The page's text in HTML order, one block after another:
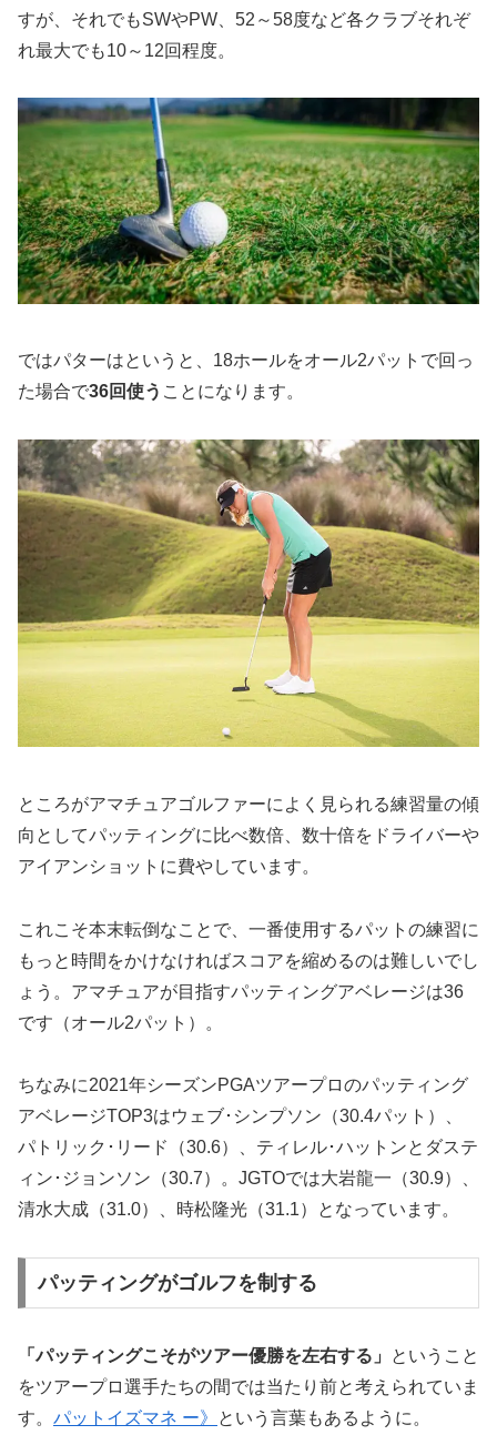
すが、それでもSWやPW、52～58度など各クラブそれぞ
れ最大でも10～12回程度。
ではパターはというと、18ホールをオール2パットで回っ
た場合で36回使う ことになります。
ところがアマチュアゴルファーによく見られる練習量の傾
向としてパッティングに比べ数倍、数十倍をドライバーや
アイアンショットに費やしています。
これこそ本末転倒なことで、一番使用するパットの練習に
もっと時間をかけなければスコアを縮めるのは難しいでし
ょう。アマチュアが目指すパッティングアベレージは36
です（オール2パット）。
ちなみに2021年シーズンPGAツアープロのパッティング
アベレージTOP3はウェブ･シンプソン（30.4パット）、
パトリック･リード（30.6）、ティレル･ハットンとダステ
ィン･ジョンソン（30.7）。JGTOでは大岩龍一（30.9）、
清水大成（31.0）、時松隆光（31.1）となっています。
パッティングがゴルフを制する
「パッティングこそがツアー優勝を左右する」
ということ
をツアープロ選手たちの間では当たり前と考えられていま
す。 パットイズマネ ー》 という言葉もあるように。